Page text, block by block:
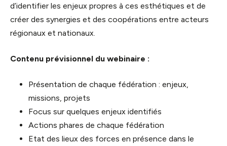
d’identifier les enjeux propres à ces esthétiques et de
créer des synergies et des coopérations entre acteurs
régionaux et nationaux.
Contenu prévisionnel du webinaire :
Présentation de chaque fédération : enjeux,
missions, projets
Focus sur quelques enjeux identifiés
Actions phares de chaque fédération
Etat des lieux des forces en présence dans le